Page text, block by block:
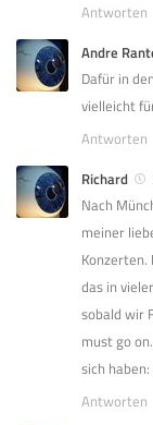
Antworten
Andre
Dafür in
vielleicht
Antworten
Richard
Nach
meiner
Konzerten.
das in
sobald wir
must go
sich
Antworten